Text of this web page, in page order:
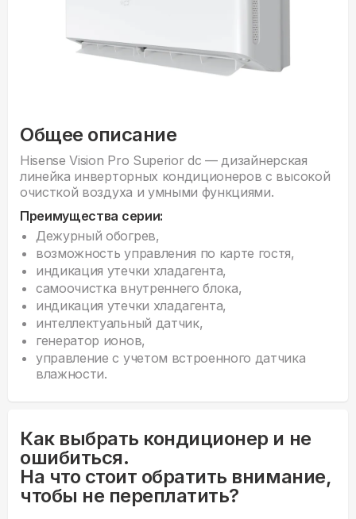
Общее описание
Hisense Vision Pro Superior dc — дизайнерская
линейка инверторных кондиционеров с высокой
очисткой воздуха и умными функциями.
Преимущества серии:
Дежурный обогрев,
возможность управления по карте гостя,
индикация утечки хладагента,
самоочистка внутреннего блока,
индикация утечки хладагента,
интеллектуальный датчик,
генератор ионов,
управление с учетом встроенного датчика
влажности.
Как выбрать кондиционер и не
ошибиться.
На что стоит обратить внимание,
чтобы не переплатить?